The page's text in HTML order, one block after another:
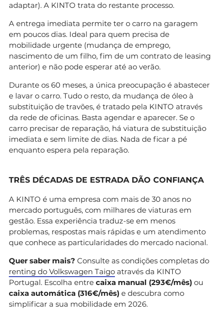
adaptar). A KINTO trata do restante processo.
A entrega imediata permite ter o carro na garagem
em poucos dias. Ideal para quem precisa de
mobilidade urgente (mudança de emprego,
nascimento de um filho, fim de um contrato de leasing
anterior) e não pode esperar até ao verão.
Durante os 60 meses, a única preocupação é abastecer
e lavar o carro. Tudo o resto, da mudança de óleo à
substituição de travões, é tratado pela KINTO através
da rede de oficinas. Basta agendar e aparecer. Se o
carro precisar de reparação, há viatura de substituição
imediata e sem limite de dias. Nada de ficar a pé
enquanto espera pela reparação.
TRÊS DÉCADAS DE ESTRADA DÃO CONFIANÇA
A KINTO é uma empresa com mais de 30 anos no
mercado português, com milhares de viaturas em
gestão. Essa experiência traduz-se em menos
problemas, respostas mais rápidas e um atendimento
que conhece as particularidades do mercado nacional.
Quer saber mais? Consulte as condições completas do
renting do Volkswagen Taigo através da KINTO
Portugal. Escolha entre caixa manual (293€/mês) ou
caixa automática (316€/mês) e descubra como
simplificar a sua mobilidade em 2026.